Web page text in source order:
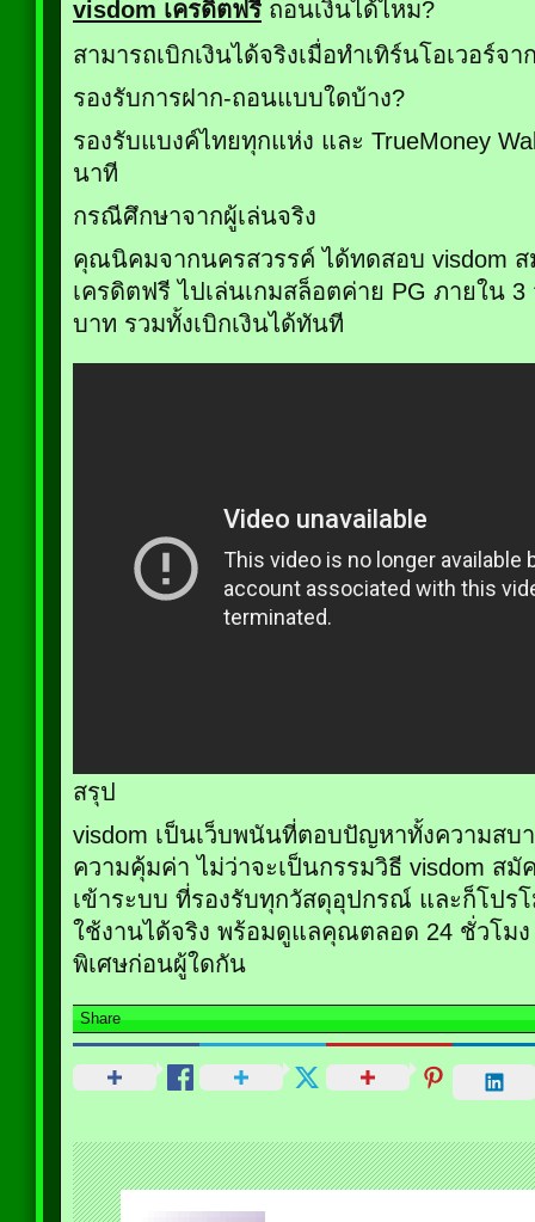
visdom เครดิตฟรี ถอนเงินได้ไหม?
สามารถเบิกเงินได้จริงเมื่อทำเทิร์นโอเวอร์จ
รองรับการฝาก-ถอนแบบใดบ้าง?
รองรับแบงค์ไทยทุกแห่ง และ TrueMoney
นาที
กรณีศึกษาจากผู้เล่นจริง
คุณนิคมจากนครสวรรค์ ได้ทดสอบ visdom
เครดิตฟรี ไปเล่นเกมสล็อตค่าย PG ภายใน 3
บาท รวมทั้งเบิกเงินได้ทันที
สรุป
visdom เป็นเว็บพนันที่ตอบปัญหาทั้งความสบ
ความคุ้มค่า ไม่ว่าจะเป็นกรรมวิธี visdom สมั
เข้าระบบ ที่รองรับทุกวัสดุอุปกรณ์ และก็โปร
ใช้งานได้จริง พร้อมดูแลคุณตลอด 24 ชั่วโม
พิเศษก่อนผู้ใดกัน
Share